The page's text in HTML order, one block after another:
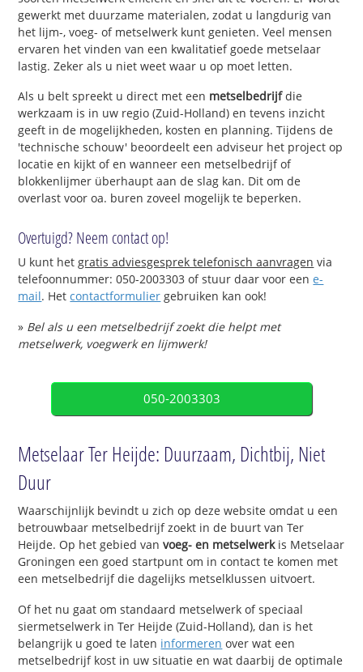
gewerkt met duurzame materialen, zodat u langdurig van
het lijm-, voeg- of metselwerk kunt genieten. Veel mensen
ervaren het vinden van een kwalitatief goede metselaar
lastig. Zeker als u niet weet waar u op moet letten.
Als u belt spreekt u direct met een metselbedrijfdie
werkzaam is in uw regio (Zuid-Holland) en tevens inzicht
geeft in de mogelijkheden, kosten en planning. Tijdens de
'technische schouw' beoordeelt een adviseur het project op
locatie en kijkt of en wanneer een metselbedrijf of
blokkenlijmer überhaupt aan de slag kan. Dit om de
overlast voor oa. buren zoveel mogelijk te beperken.
Overtuigd? Neem contact op!
U kunt hetgratis adviesgesprek telefonisch aanvragen via
telefoonnummer: 050-2003303 of stuur daar voor eene-
mail. Hetcontactformulier gebruiken kan ook!
» Bel als u een metselbedrijf zoekt die helpt met
metselwerk, voegwerk en lijmwerk!
050-2003303
Metselaar Ter Heijde: Duurzaam, Dichtbij, Niet
Duur
Waarschijnlijk bevindt u zich op deze website omdat u een
betrouwbaar metselbedrijf zoekt in de buurt van Ter
Heijde. Op het gebied van voeg- en metselwerkis Metselaar
Groningen een goed startpunt om in contact te komen met
een metselbedrijf die dagelijks metselklussen uitvoert.
Of het nu gaat om standaard metselwerk of speciaal
siermetselwerk in Ter Heijde (Zuid-Holland), dan is het
belangrijk u goed te laten informeren over wat een
metselbedrijf kost in uw situatie en wat daarbij de optimale